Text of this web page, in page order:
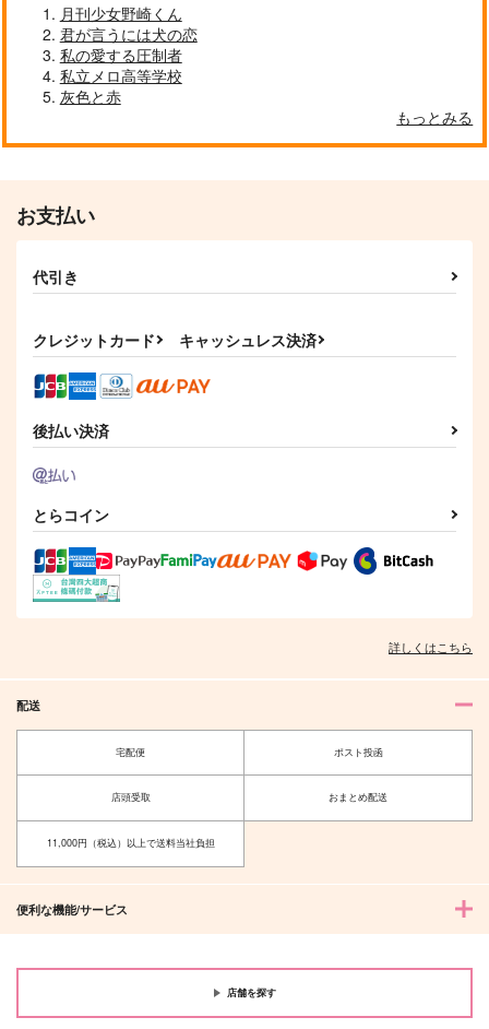
月刊少女野崎くん
君が言うには犬の恋
私の愛する圧制者
私立メロ高等学校
灰色と赤
もっとみる
お支払い
代引き
クレジットカード キャッシュレス決済
後払い決済
とらコイン
詳しくはこちら
配送
宅配便 ポスト投函
店頭受取 おまとめ配送
11,000円（税込）以上で送料当社負担
便利な機能/サービス
店舗を探す